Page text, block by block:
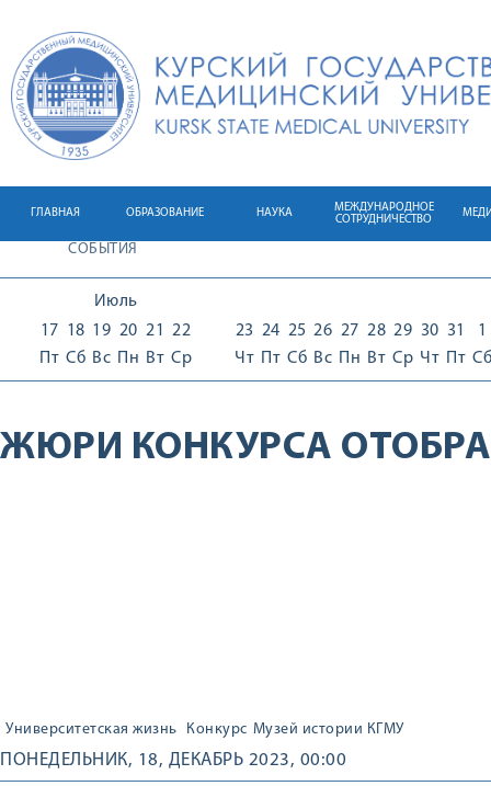
ГЛАВНАЯ ОБРАЗОВАНИЕ НАУКА
МЕЖДУНАРОДНОЕ
СОТРУДНИЧЕСТВО
СОБЫТИЯ
Июль
17
Пт
18
Сб
19
Вс
20
Пн
21
Вт
22
Ср
23
Чт
24
Пт
25
Сб
26
Вс
27
Пн
28
Вт
29
Ср
30
Чт
31
Пт
1
Сб
ЖЮРИ КОНКУРСА
Университетская жизнь Конкурс Музей истории КГМУ
ПОНЕДЕЛЬНИК, 18, ДЕКАБРЬ 2023, 00:00